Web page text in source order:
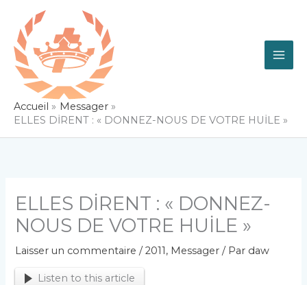
contenu
Accueil
Messager
ELLES DİRENT : « DONNEZ-NOUS DE VOTRE HUİLE »
ELLES DİRENT : « DONNEZ-
NOUS DE VOTRE HUİLE »
Laisser un commentaire /2011, Messager / Par daw
Listen to this article